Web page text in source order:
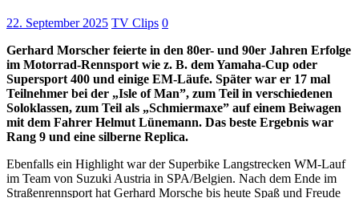
22. September 2025 TV Clips 0
Gerhard Morscher feierte in den 80er- und 90er Jahren Erfolge
im Motorrad-Rennsport wie z. B. dem Yamaha-Cup oder
Supersport 400 und einige EM-Läufe. Später war er 17 mal
Teilnehmer bei der „Isle of Man”, zum Teil in verschiedenen
Soloklassen, zum Teil als „Schmiermaxe” auf einem Beiwagen
mit dem Fahrer Helmut Lünemann. Das beste Ergebnis war
Rang 9 und eine silberne Replica.
Ebenfalls ein Highlight war der Superbike Langstrecken WM-Lauf
im Team von Suzuki Austria in SPA/Belgien. Nach dem Ende im
Straßenrennsport hat Gerhard Morsche bis heute Spaß und Freude